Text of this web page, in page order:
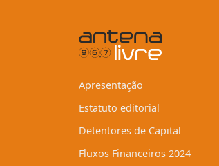
Apresentação
Estatuto editorial
Detentores de Capital
Fluxos Financeiros 2024